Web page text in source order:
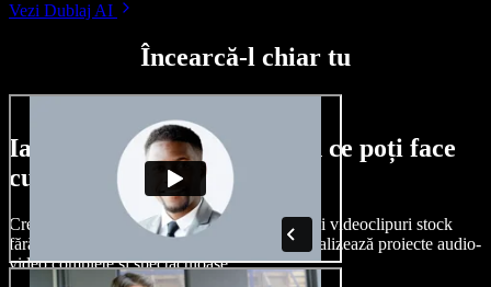
Vezi Dublaj AI
Încearcă-l chiar tu
Iată doar o mică mostră din ce poți face
cu Speechify Studio.
Creează voci din off, adaugă imagini, audio și videoclipuri stock
fără drepturi de autor, clonează-ți vocea și finalizează proiecte audio-
video complete și spectaculoase.